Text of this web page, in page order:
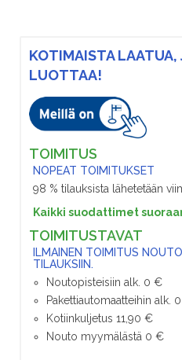
KOTIMAISTA LAATUA,
LUOTTAA!
TOIMITUS
NOPEAT TOIMITUKSET
98 % tilauksista lähetetään
Kaikki suodattimet
TOIMITUSTAVAT
ILMAINEN TOIMITUS
TILAUKSIIN.
Noutopisteisiin alk. 0 €
Pakettiautomaatteihin alk.
Kotiinkuljetus 11,90 €
Nouto myymälästä 0 €